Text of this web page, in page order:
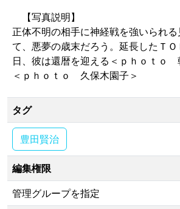
【写真説明】
正体不明の相手に神経戦を強いられ
て、悪夢の歳末だろう。延長したＴ
日、彼は還暦を迎える＜ｐｈｏｔｏ
＜ｐｈｏｔｏ 久保木園子＞
タグ
豊田賢治
編集権限
管理グループを指定